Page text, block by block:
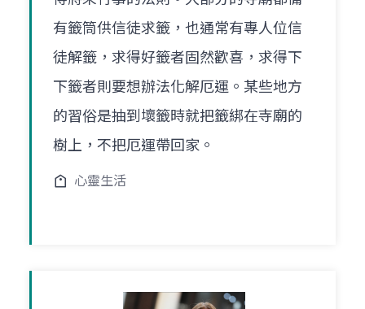
有籤筒供信徒求籤，也通常有專人位信
徒解籤，求得好籤者固然歡喜，求得下
下籤者則要想辦法化解厄運。某些地方
的習俗是抽到壞籤時就把籤綁在寺廟的
樹上，不把厄運帶回家。
心靈生活